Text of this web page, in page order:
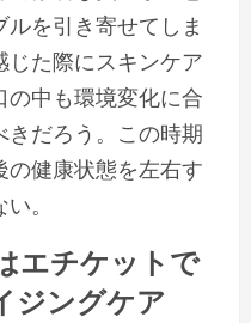
を引き寄せてしま
じた際にスキンケア
の中も環境変化に合
だろう。この時期
健康状態を左右す
。
エチケットで
ジングケア